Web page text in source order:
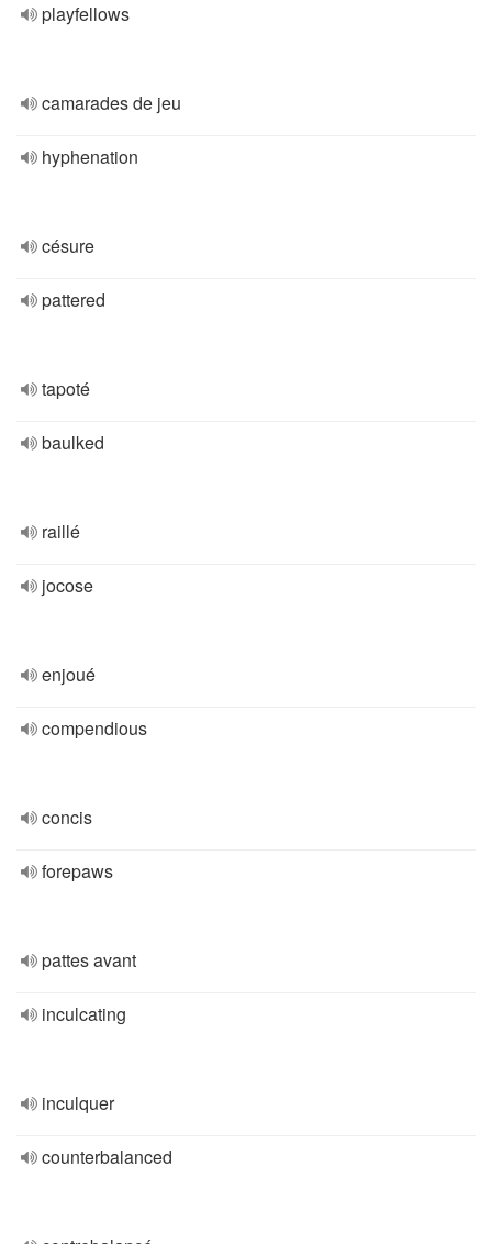
playfellows
camarades de jeu
hyphenation
césure
pattered
tapoté
baulked
raillé
jocose
enjoué
compendious
concis
forepaws
pattes avant
inculcating
inculquer
counterbalanced